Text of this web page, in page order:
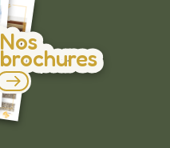
Nos
brochures